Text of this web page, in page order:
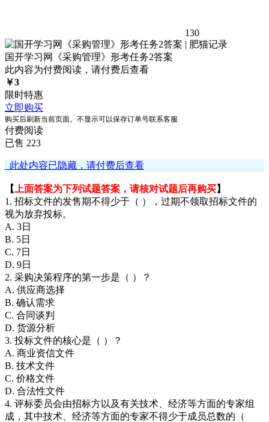
130
国开学习网《采购管理》形考任务2答案
此内容为付费阅读，请付费后查看
￥3
限时特惠
立即购买
购买后刷新当前页面。不显示可以保存订单号联系客服
付费阅读
已售 223
此处内容已隐藏，请付费后查看
【 上面答案为下列试题答案，请核对试题后再购买】
1. 招标文件的发售期不得少于（ ），过期不领取招标文件的
视为放弃投标。
A. 3日
B. 5日
C. 7日
D. 9日
2. 采购决策程序的第一步是（ ）？
A. 供应商选择
B. 确认需求
C. 合同谈判
D. 货源分析
3. 投标文件的核心是（ ）？
A. 商业资信文件
B. 技术文件
C. 价格文件
D. 合法性文件
4. 评标委员会由招标方以及有关技术、经济等方面的专家组
成，其中技术、经济等方面的专家不得少于成员总数的（